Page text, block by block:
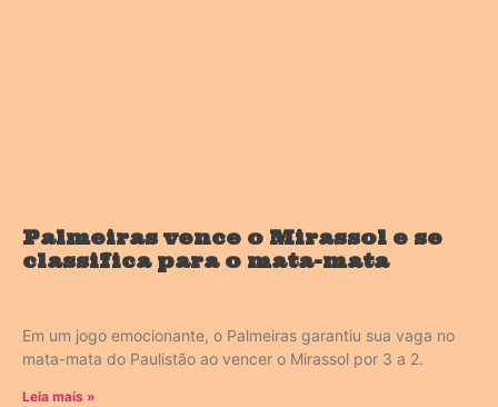
Palmeiras vence o Mirassol e se
classifica para o mata-mata
Em um jogo emocionante, o Palmeiras garantiu sua vaga no
mata-mata do Paulistão ao vencer o Mirassol por 3 a 2.
Leia mais »